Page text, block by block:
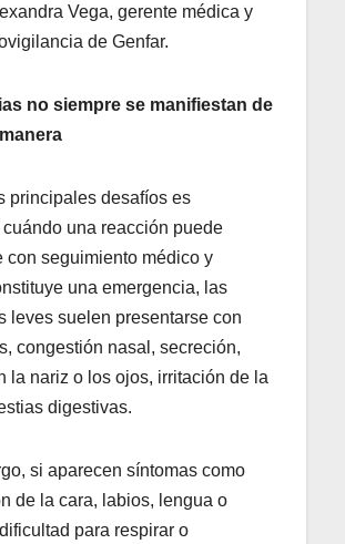
Vega, gerente médica y
de Genfar.
no siempre se manifiestan de
principales desafíos es
cuándo una reacción puede
con seguimiento médico y
una emergencia, las
leves suelen presentarse con
congestión nasal, secreción,
la nariz o los ojos, irritación de la
digestivas.
si aparecen síntomas como
de la cara, labios, lengua o
para respirar o